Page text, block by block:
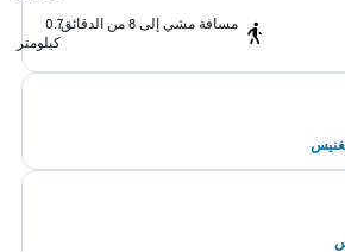
مسافة مشي إلى 8 من الدقائق
0.7
كيلومتر